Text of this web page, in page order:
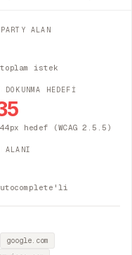
ALAN
istek
DOKUNMA HEDEFİ
hedef (WCAG 2.5.5)
ALANI
google.com